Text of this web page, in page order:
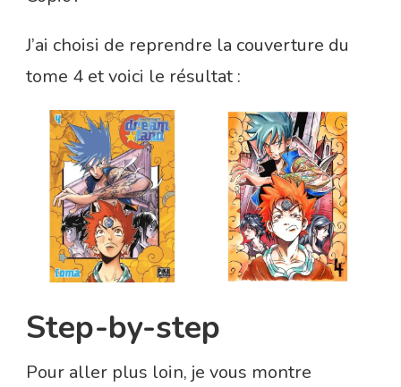
J’ai choisi de reprendre la couverture du
tome 4 et voici le résultat :
Step-by-step
Pour aller plus loin, je vous montre